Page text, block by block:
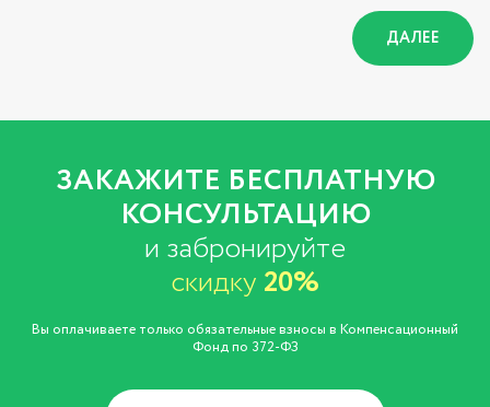
ДАЛЕЕ
ЗАКАЖИТЕ БЕСПЛАТНУЮ
КОНСУЛЬТАЦИЮ
и забронируйте
скидку 20%
Вы оплачиваете только обязательные взносы в Компенсационный
Фонд по 372-ФЗ